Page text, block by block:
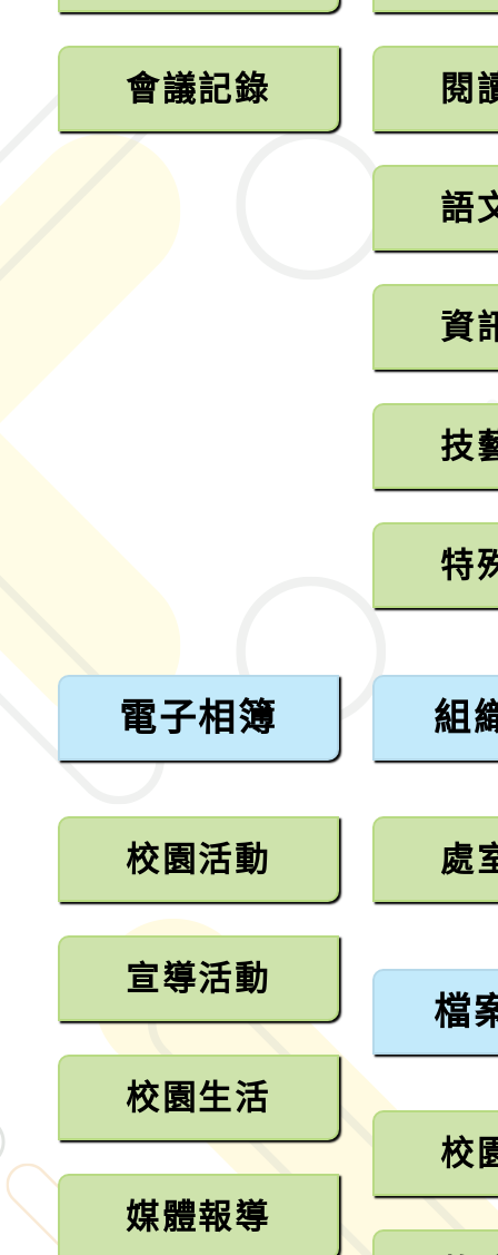
會議記錄 閱
語
資
技
特
電子相簿
校園活動
宣導活動
校園生活
媒體報導
組
處
檔
校